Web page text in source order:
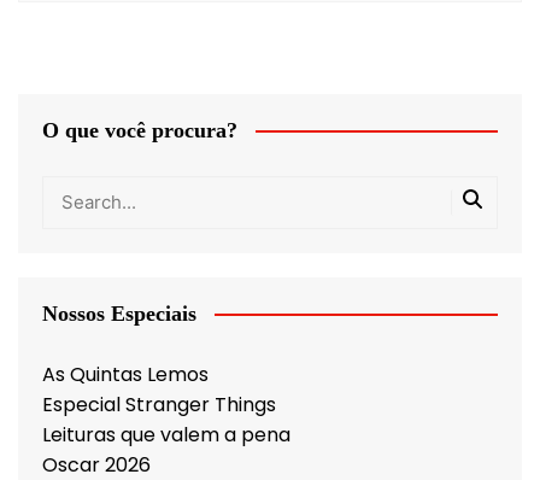
O que você procura?
Nossos Especiais
As Quintas Lemos
Especial Stranger Things
Leituras que valem a pena
Oscar 2026